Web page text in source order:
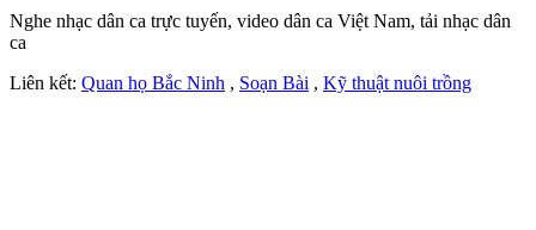
Nghe nhạc dân ca trực tuyến, video dân ca Việt Nam, tải nhạc dân
ca
Liên kết: Quan họ Bắc Ninh , Soạn Bài , Kỹ thuật nuôi trồng